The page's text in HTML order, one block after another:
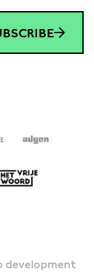
development